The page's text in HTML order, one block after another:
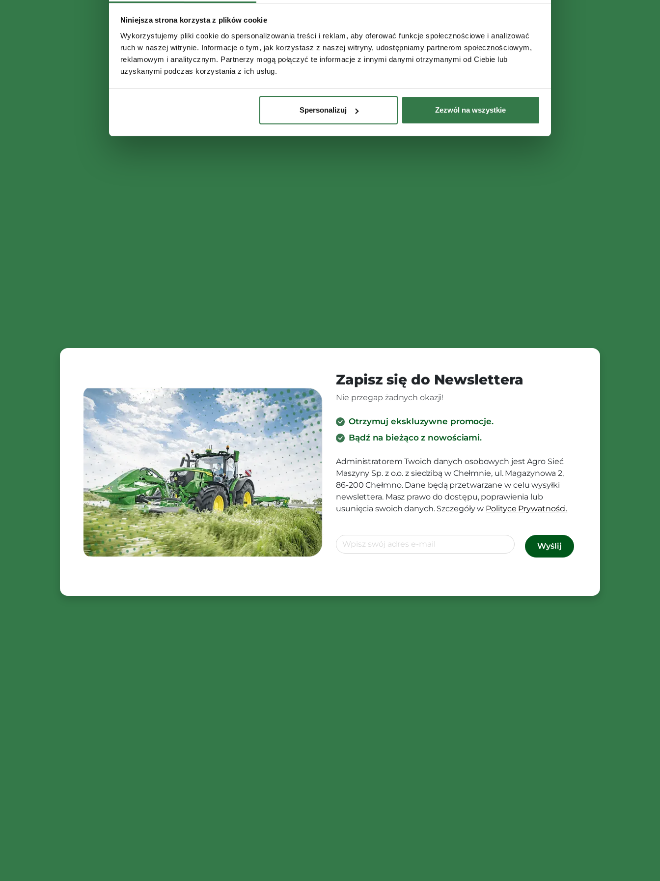
Niniejsza strona korzysta z plików cookie
Wykorzystujemy pliki cookie do spersonalizowania treści i reklam, aby oferować funkcje społecznościowe i analizować
ruch w naszej witrynie. Informacje o tym, jak korzystasz z naszej witryny, udostępniamy partnerom społecznościowym,
reklamowym i analitycznym. Partnerzy mogą połączyć te informacje z innymi danymi otrzymanymi od Ciebie lub
uzyskanymi podczas korzystania z ich usług.
Spersonalizuj Zezwól na wszystkie
Zapisz się do Newslettera
Nie przegap żadnych okazji!
Otrzymuj ekskluzywne promocje.
Bądź na bieżąco z nowościami.
Administratorem Twoich danych osobowych jest Agro Sieć
Maszyny Sp. z o.o. z siedzibą w Chełmnie, ul. Magazynowa 2,
86-200 Chełmno. Dane będą przetwarzane w celu wysyłki
newslettera. Masz prawo do dostępu, poprawienia lub
usunięcia swoich danych. Szczegóły w Polityce Prywatności.